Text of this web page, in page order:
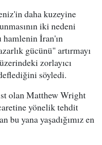
daha kuzeyine
iki nedeni
hamlenin İran'ın
gücünü" artırmayı
zorlayıcı
söyledi.
olan Matthew Wright
yönelik tehdit
bu yana yaşadığımız en